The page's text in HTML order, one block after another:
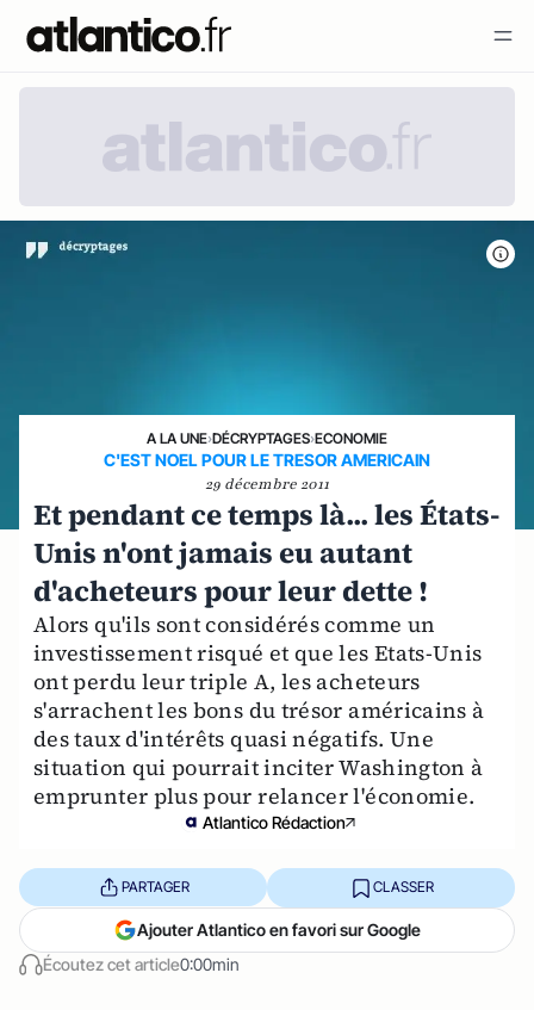
A LA UNE›DÉCRYPTAGES›ECONOMIE
C'EST NOEL POUR LE TRESOR AMERICAIN
29 décembre 2011
Et pendant ce temps là... les États-
Unis n'ont jamais eu autant
d'acheteurs pour leur dette !
Alors qu'ils sont considérés comme un
investissement risqué et que les Etats-Unis
ont perdu leur triple A, les acheteurs
s'arrachent les bons du trésor américains à
des taux d'intérêts quasi négatifs. Une
situation qui pourrait inciter Washington à
emprunter plus pour relancer l'économie.
Atlantico Rédaction
Écoutez cet article0:00min
PARTAGER CLASSER
Ajouter Atlantico en favori sur Google